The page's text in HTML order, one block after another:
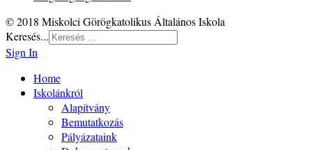
© 2018 Miskolci Görögkatolikus Általános Iskola
Keresés...
Sign In
Home
Iskolánkról
Alapítvány
Bemutatkozás
Pályázataink